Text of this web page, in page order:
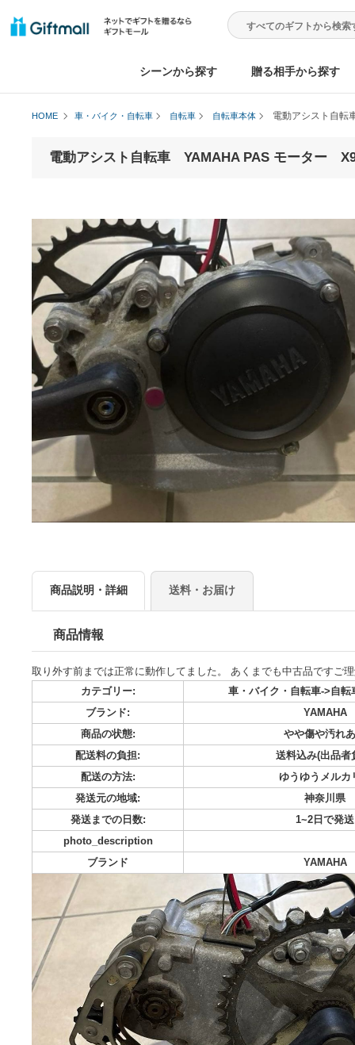
シーンから探す 贈る相手か
商品説明・詳細 送料・お届け
商品情報
取り外す前までは正常に動作してました。 あくまでも中古品
カテゴリー:
車・バイク・自転
ブランド:
商品の状態:
やや傷
配送料の負担:
配送の方法:
ゆうゆ
神
発送までの日数:
1~2
photo_description
ブランド